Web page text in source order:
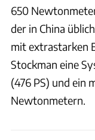
650
der in China
mit extrastarken
Stockman eine
(476 PS) und ein
Newtonmetern.